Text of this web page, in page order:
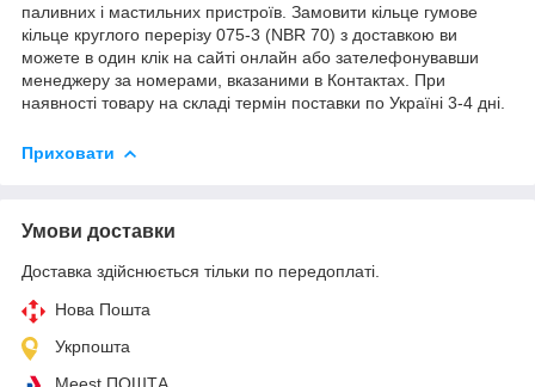
паливних і мастильних пристроїв. Замовити кільце гумове
кільце круглого перерізу 075-3 (NBR 70) з доставкою ви
можете в один клік на сайті онлайн або зателефонувавши
менеджеру за номерами, вказаними в Контактах. При
наявності товару на складі термін поставки по Україні 3-4 дні.
Приховати
Умови доставки
Доставка здійснюється тільки по передоплаті.
Нова Пошта
Укрпошта
Meest ПОШТА